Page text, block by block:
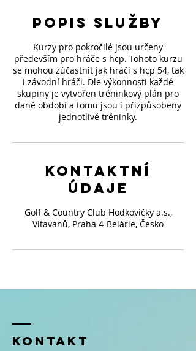
i
n
Popis služby
Kurzy pro pokročilé jsou určeny
především pro hráče s hcp. Tohoto kurzu
se mohou zúčastnit jak hráči s hcp 54, tak
i závodní hráči. Dle výkonnosti každé
skupiny je vytvořen tréninkový plán pro
dané období a tomu jsou i přizpůsobeny
jednotlivé tréninky.
Kontaktní
údaje
Golf & Country Club Hodkovičky a.s.,
Vltavanů, Praha 4-Belárie, Česko
kontakt